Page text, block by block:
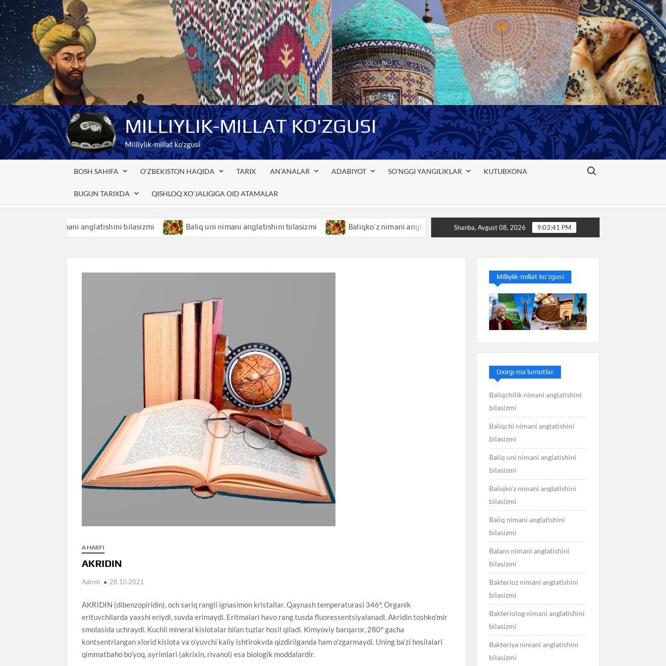
Skip
to
content
MILLIYLIK-MILLAT KO'ZGUSI
Milliylik-millat ko'zgusi
BOSH SAHIFA O’ZBEKISTON HAQIDA TARIX AN’ANALAR ADABIYOT SO’NGGI YANGILIKLAR KUTUBXONA
BUGUN TARIXDA QISHLOQ XO’JALIGIGA OID ATAMALAR
Search for:
Baliqchi nimani anglatishini bilasizmi Baliq uni nimani anglatishini bilasizmi Baliqko’z nimani anglatishini bilasizmi Baliq nimani anglatishini bilasizmi
Shanba, Avgust 08, 2026 9:03:41 PM
A HARFI
AKRIDIN
Admin 28.10.2021
AKRIDIN (dibenzopiridin), och sariq rangli ignasimon kristallar. Qaynash temperaturasi 346°. Organik
erituvchilarda yaxshi eriydi, suvda erimaydi. Eritmalari havo rang tusda fluoressentsiyalanadi. Akridin toshko’mir
smolasida uchraydi. Kuchli mineral kislotalar bilan tuzlar hosil qiladi. Kimyoviy barqaror, 280° gacha
kontsentrlangan xlorid kislota va o’yuvchi kaliy ishtirokvda qizdirilganda ham o’zgarmaydi. Uning ba’zi hosilalari
qimmatbaho bo’yoq, ayrimlari (akrixin, rivanol) esa biologik moddalardir.
Milliylik-millat ko’zgusi
Oxirgi ma’lumotlar
Baliqchilik nimani anglatishini
bilasizmi
Baliqchi nimani anglatishini
bilasizmi
Baliq uni nimani anglatishini
bilasizmi
Baliqko’z nimani anglatishini
bilasizmi
Baliq nimani anglatishini
bilasizmi
Balans nimani anglatishini
bilasizmi
Bakterioz nimani anglatishini
bilasizmi
Bakteriolog nimani anglatishini
bilasizmi
Bakteriya nimani anglatishini
bilasizmi